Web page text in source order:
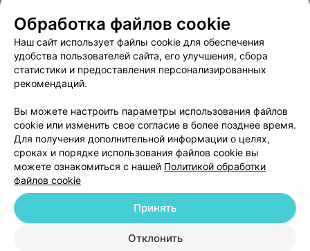
Пользовательское соглашение
Способы оплаты
Вакансии
Партнеры
Написать руководителю 103.by
Обработка персональных данных
© 2026 ООО «Артокс Лаб», УНП 191700409
| 220012, Республика Беларусь,
г. Минск, улица Толбухина, 2, пом. 16 | help@103.by
Обработка файлов cookie
Наш сайт использует файлы cookie для обеспечения
удобства пользователей сайта, его улучшения, сбора
статистики и предоставления персонализированных
рекомендаций.
Вы можете настроить параметры использования файлов
cookie или изменить свое согласие в более позднее время.
Для получения дополнительной информации о целях,
сроках и порядке использования файлов cookie вы
можете ознакомиться с нашей Политикой обработки
файлов cookie
Отклонить
Принять